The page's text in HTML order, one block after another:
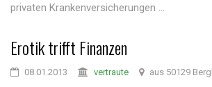
privaten Krankenversicherungen ...
Erotik trifft Finanzen
08.01.2013 vertraute aus 50129